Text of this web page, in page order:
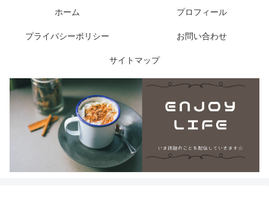
ホーム プロフィール
プライバシーポリシー お問い合わせ
サイトマップ